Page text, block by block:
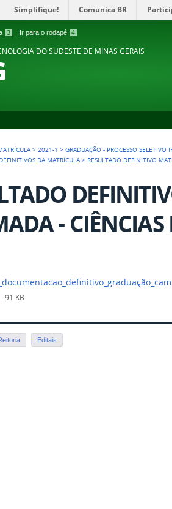
3 Ir para o rodapé 4
Simplifique! Comunica BR
DO SUDESTE DE MINAS GERAIS
>2021-1 >GRADUAÇÃO - PROCESSO SELETIVO
DA MATRÍCULA > RESULTADO DEFINITIVO
- CIÊNCIAS
91 KB
Editais